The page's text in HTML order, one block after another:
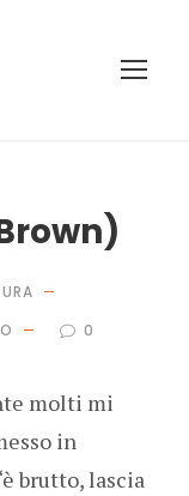
0
molti mi
in
brutto, lascia